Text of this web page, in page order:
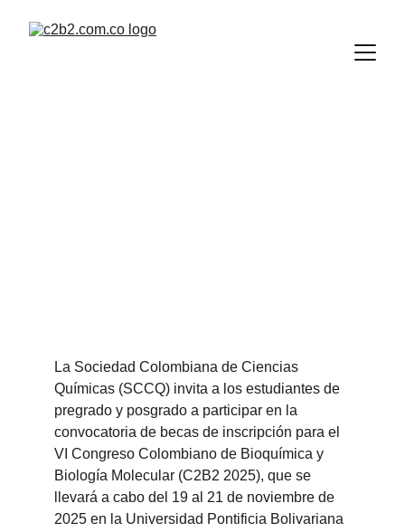
La Sociedad Colombiana de Ciencias
Químicas (SCCQ) invita a los estudiantes de
pregrado y posgrado a participar en la
convocatoria de becas de inscripción para el
VI Congreso Colombiano de Bioquímica y
Biología Molecular (C2B2 2025), que se
llevará a cabo del 19 al 21 de noviembre de
2025 en la Universidad Pontificia Bolivariana